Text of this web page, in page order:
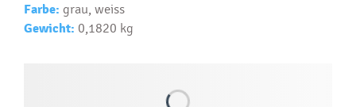
Farbe: grau, weiss
Gewicht: 0,1820 kg